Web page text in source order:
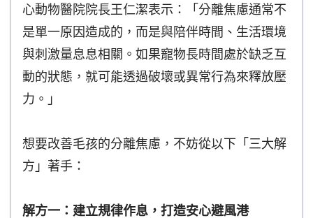
心動物醫院院長王仁潔表示：「分離焦慮通常不
是單一原因造成的，而是與陪伴時間、生活環境
與刺激量息息相關。如果寵物長時間處於缺乏互
動的狀態，就可能透過破壞或異常行為來釋放壓
力。」
想要改善毛孩的分離焦慮，不妨從以下「三大解
方」著手：
解方一：建立規律作息，打造安心避風港